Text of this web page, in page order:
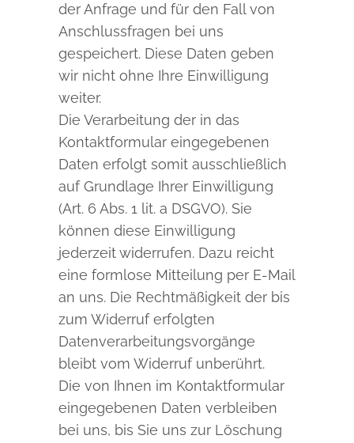
der Anfrage und für den Fall von
Anschlussfragen bei uns
gespeichert. Diese Daten geben
wir nicht ohne Ihre Einwilligung
weiter.
Die Verarbeitung der in das
Kontaktformular eingegebenen
Daten erfolgt somit ausschließlich
auf Grundlage Ihrer Einwilligung
(Art. 6 Abs. 1 lit. a DSGVO). Sie
können diese Einwilligung
jederzeit widerrufen. Dazu reicht
eine formlose Mitteilung per E-Mail
an uns. Die Rechtmäßigkeit der bis
zum Widerruf erfolgten
Datenverarbeitungsvorgänge
bleibt vom Widerruf unberührt.
Die von Ihnen im Kontaktformular
eingegebenen Daten verbleiben
bei uns, bis Sie uns zur Löschung